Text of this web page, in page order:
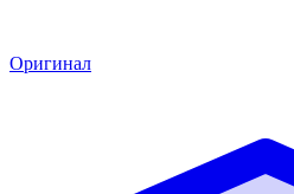
Оригинал